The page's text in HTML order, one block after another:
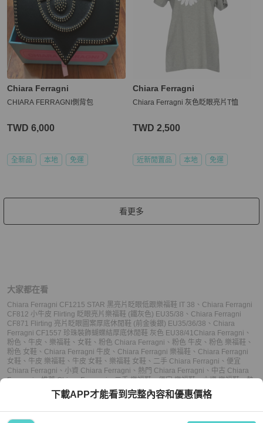
Chiara Ferragni
CHIARA FERRAGNI側背包
TWD 6,000
全新品 本地 免運
Chiara Ferragni
Chiara Ferragni 灰色眨眼亮片T恤
TWD 2,500
近新閒置品 本地 免運
看更多
大家都在看
Chiara Ferragni CF1215 STAR 黑亮片眨眼低跟樂福鞋 IT 38 、 Chiara Ferragni
CF812 小牛皮 Flirting 眨眼亮片樂福鞋 (鐵灰色) EU35/38 、 Chiara Ferragni
CF871 Flirting 亮片眨眼圖案厚底休閒鞋 (前金後銀) EU35/36/38 、 Chiara
Ferragni CF1557 珍珠裝飾蝴蝶結厚底休閒鞋 灰色 EU38/41 Chiara Ferragni 、
粉色 、 牛皮 、 樂福鞋 、 女鞋 、 粉色 Chiara Ferragni 、 粉色 牛皮 、 粉色 樂福鞋 、
粉色 女鞋 、 Chiara Ferragni 牛皮 、 Chiara Ferragni 樂福鞋 、 Chiara Ferragni
女鞋 、 牛皮 樂福鞋 、 牛皮 女鞋 、 樂福鞋 女鞋 、 二手 Chiara Ferragni 、 便宜
Chiara Ferragni 、 小資 Chiara Ferragni 、 熱門 Chiara Ferragni 、 中古 Chiara
Ferragni、推薦 Chiara Ferragni、二手 樂福鞋、便宜 樂福鞋、小資 樂福鞋、熱
中古 樂福鞋、推薦 樂福鞋、二手 女鞋、便宜 女鞋、小資 女鞋
中古 女鞋、推薦 女鞋
下載APP才能看到完整內容和優惠價格